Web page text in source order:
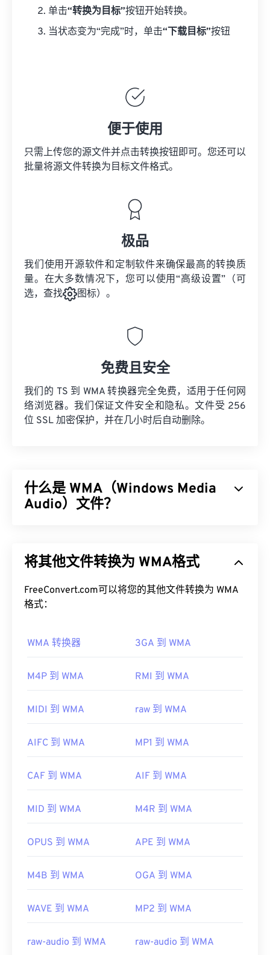
单击“转换为目标”按钮开始转换。
当状态变为“完成”时，单击“下载目标”按钮
便于使用
只需上传您的源文件并点击转换按钮即可。您还可以
批量将源文件转换为目标文件格式。
极品
我们使用开源软件和定制软件来确保最高的转换质
量。在大多数情况下，您可以使用“高级设置”（可
选，查找
图标）。
免费且安全
我们的 TS 到 WMA 转换器完全免费，适用于任何网
络浏览器。我们保证文件安全和隐私。文件受 256
位 SSL 加密保护，并在几小时后自动删除。
什么是 WMA（Windows Media
Audio）文件？
编解码器，也是一种音频格式。自 1999 年诞生以
WMA Pro、WMA Lossless和WMA Voice。它是
Windows Media
如何打开 WMA 文件？
作为Windows Media 的核心组件，Windows Media
默认程序。然而，由于
文件相对普及，许多其
Media Console
，它有适用于 Apple iOS
本。
有用的链接：
https://docs.microsoft.com/en-
codecs
将其他文件转换为 WMA格式
FreeConvert.com可以将您的其他文件转换为 WMA
格式：
WMA 转换器 3GA 到 WMA
M4P 到 WMA RMI 到 WMA
MIDI 到 WMA raw 到 WMA
AIFC 到 WMA MP1 到 WMA
CAF 到 WMA AIF 到 WMA
MID 到 WMA M4R 到 WMA
OPUS 到 WMA APE 到 WMA
M4B 到 WMA OGA 到 WMA
WAVE 到 WMA MP2 到 WMA
raw-audio 到 WMA raw-audio 到 WMA